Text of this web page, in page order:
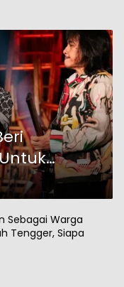
Sebagai Warga
Tengger, Siapa